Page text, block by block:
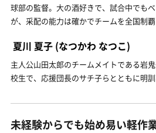
球部の監督。大の酒好きで、試合中でも
が、采配の能力は確かでチームを全国制覇
夏川 夏子 (なつかわ なつこ)
主人公山田太郎のチームメイトである岩
校生で、応援団長のサチ子らとともに明
未経験からでも始め易い軽作